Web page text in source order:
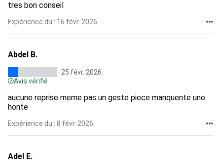
tres bon conseil
Expérience du : 16 févr. 2026
Abdel B.
25 févr. 2026
Avis vérifié
aucune reprise meme pas un geste piece manquente une
honte
Expérience du : 8 févr. 2026
Adel E.